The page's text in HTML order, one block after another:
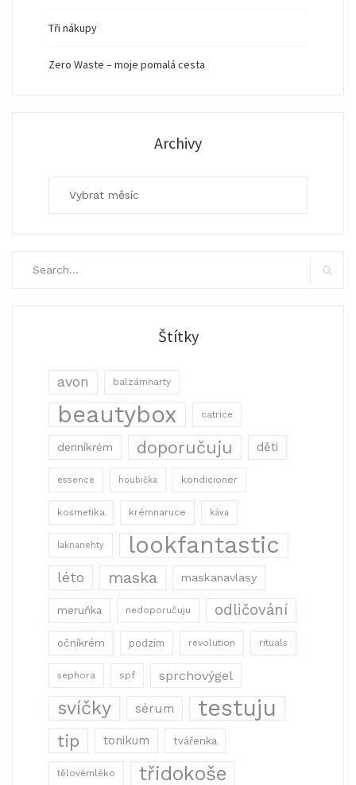
Tři nákupy
Zero Waste – moje pomalá cesta
Archivy
Štítky
avon balzámnarty
beautybox catrice
denníkrém doporučuju děti
essence houbička kondicioner
kosmetika krémnaruce káva
laknanehty lookfantastic
léto maska maskanavlasy
meruňka nedoporučuju odličování
očníkrém podzim revolution rituals
sephora spf sprchovýgel
svíčky sérum testuju
tip tonikum tvářenka
tělovémléko třidokoše